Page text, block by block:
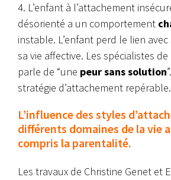
4. L’enfant à l’attachement
désorienté a un comportement
instable. L’enfant perd le lien
sa vie affective. Les spécialistes
parle de “une peur sans solution
stratégie d’attachement repérable.
L’influence des styles
différents domaines de la vie
compris la parentalité.
Les travaux de Christine Genet et